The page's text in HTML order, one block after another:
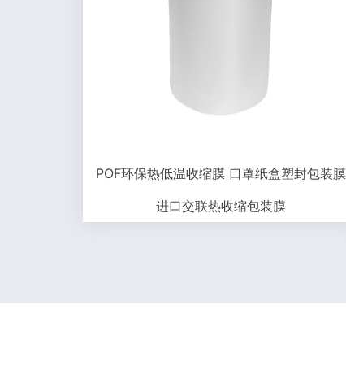
POF环保热低温收缩膜 口罩纸盒塑封包装膜
进口交联热收缩包装膜